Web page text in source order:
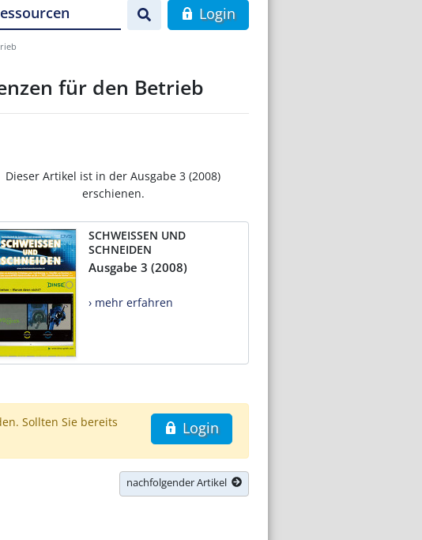
Login
für den Betrieb
Dieser Artikel ist in der Ausgabe 3 (2008)
erschienen.
SCHWEISSEN UND
SCHNEIDEN
Ausgabe 3 (2008)
› mehr erfahren
Login
Sollten Sie bereits
nachfolgender Artikel